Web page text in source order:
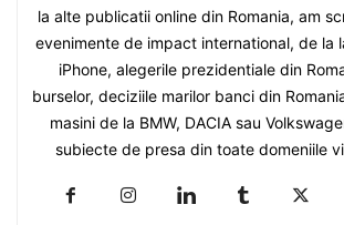
la alte publicatii online din Romania, am
evenimente de impact international, de la
iPhone, alegerile prezidentiale din
burselor, deciziile marilor banci din
masini de la BMW, DACIA sau
subiecte de presa din toate domeniile